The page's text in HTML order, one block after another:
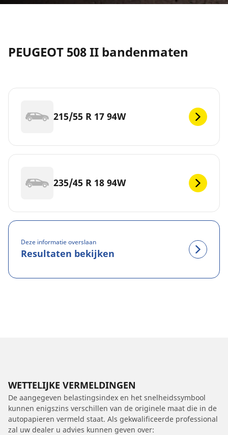
PEUGEOT 508 II bandenmaten
215/55 R 17 94W
235/45 R 18 94W
Deze informatie overslaan
Resultaten bekijken
WETTELIJKE VERMELDINGEN
De aangegeven belastingsindex en het snelheidssymbool
kunnen enigszins verschillen van de originele maat die in de
autopapieren vermeld staat. Als gekwalificeerde professional
zal uw dealer u advies kunnen geven over: